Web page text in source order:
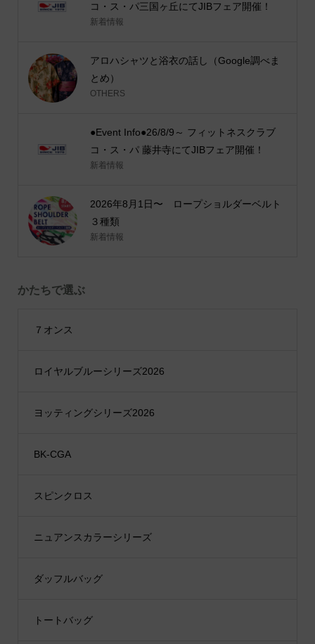
コ・ス・パ三国ヶ丘にてJIBフェア開催！
新着情報
アロハシャツと浴衣の話し（Google調べま
とめ）
OTHERS
●Event Info●26/8/9～ フィットネスクラブ
コ・ス・パ 藤井寺にてJIBフェア開催！
新着情報
2026年8月1日〜 ロープショルダーベルト
３種類
新着情報
かたちで選ぶ
７オンス
ロイヤルブルーシリーズ2026
ヨッティングシリーズ2026
BK-CGA
スピンクロス
ニュアンスカラーシリーズ
ダッフルバッグ
トートバッグ